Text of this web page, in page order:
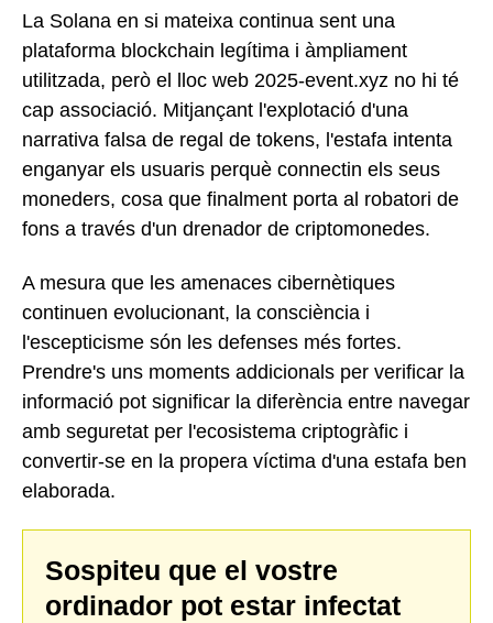
La Solana en si mateixa continua sent una
plataforma blockchain legítima i àmpliament
utilitzada, però el lloc web 2025-event.xyz no hi té
cap associació. Mitjançant l'explotació d'una
narrativa falsa de regal de tokens, l'estafa intenta
enganyar els usuaris perquè connectin els seus
moneders, cosa que finalment porta al robatori de
fons a través d'un drenador de criptomonedes.
A mesura que les amenaces cibernètiques
continuen evolucionant, la consciència i
l'escepticisme són les defenses més fortes.
Prendre's uns moments addicionals per verificar la
informació pot significar la diferència entre navegar
amb seguretat per l'ecosistema criptogràfic i
convertir-se en la propera víctima d'una estafa ben
elaborada.
Sospiteu que el vostre
ordinador pot estar infectat